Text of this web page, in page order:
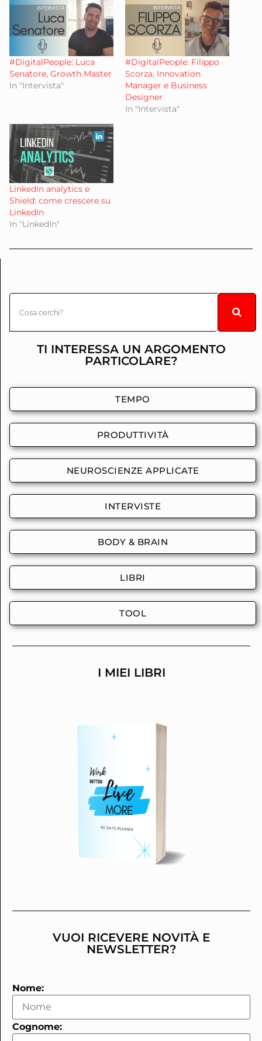
#DigitalPeople: Luca
Senatore, Growth Master
In "Intervista"
#DigitalPeople: Filippo
Scorza, Innovation
Manager e Business
Designer
In "Intervista"
LinkedIn analytics e
Shield: come crescere su
LinkedIn
In "LinkedIn"
TI INTERESSA UN ARGOMENTO
PARTICOLARE?
TEMPO
PRODUTTIVITÀ
NEUROSCIENZE APPLICATE
INTERVISTE
BODY & BRAIN
LIBRI
TOOL
I MIEI LIBRI
VUOI RICEVERE NOVITÀ E
NEWSLETTER?
Nome:
Cognome: